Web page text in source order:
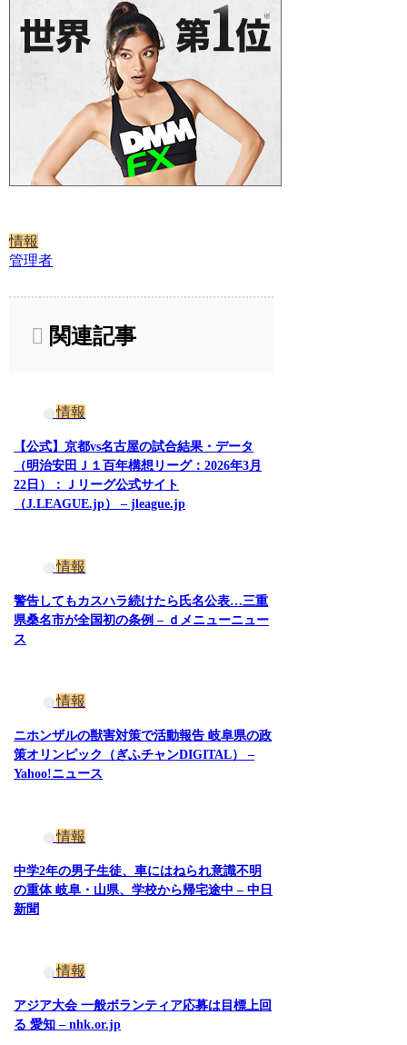
情報
管理者
関連記事
情報
【公式】京都vs名古屋の試合結果・データ
（明治安田Ｊ１百年構想リーグ：2026年3月
22日）：Ｊリーグ公式サイト
（J.LEAGUE.jp） – jleague.jp
情報
警告してもカスハラ続けたら氏名公表…三重
県桑名市が全国初の条例 – ｄメニューニュー
ス
情報
ニホンザルの獣害対策で活動報告 岐阜県の政
策オリンピック（ぎふチャンDIGITAL） –
Yahoo!ニュース
情報
中学2年の男子生徒、車にはねられ意識不明
の重体 岐阜・山県、学校から帰宅途中 – 中日
新聞
情報
アジア大会 一般ボランティア応募は目標上回
る 愛知 – nhk.or.jp